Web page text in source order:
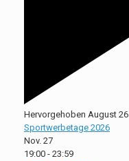
Hervorgehoben August 26
Sportwerbetage 2026
Nov. 27
19:00 - 23:59